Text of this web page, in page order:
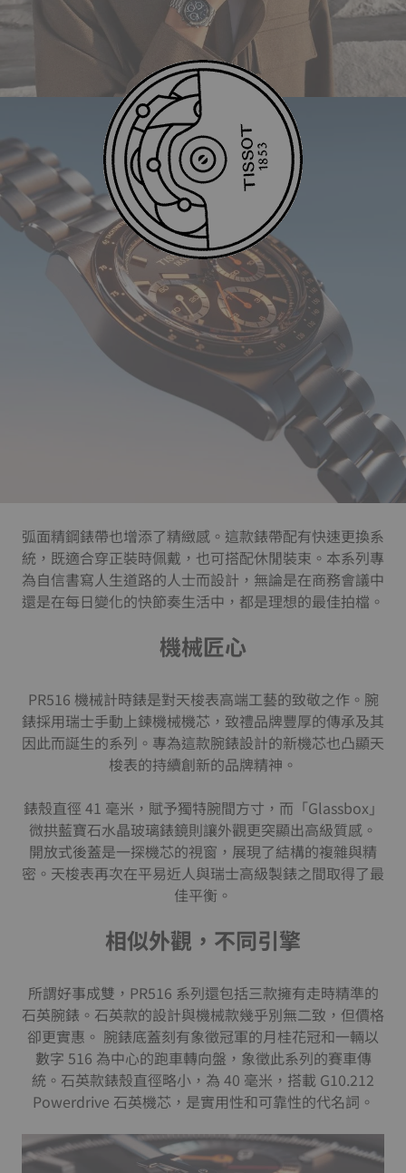
弧面精鋼錶帶也增添了精緻感。這款錶帶配有快速更換系
統，既適合穿正裝時佩戴，也可搭配休閒裝束。本系列專
為自信書寫人生道路的人士而設計，無論是在商務會議中
還是在每日變化的快節奏生活中，都是理想的最佳拍檔。
機械匠心
PR516 機械計時錶是對天梭表高端工藝的致敬之作。腕
錶採用瑞士手動上鍊機械機芯，致禮品牌豐厚的傳承及其
因此而誕生的系列。專為這款腕錶設計的新機芯也凸顯天
梭表的持續創新的品牌精神。
錶殼直徑 41 毫米，賦予獨特腕間方寸，而「Glassbox」
微拱藍寶石水晶玻璃錶鏡則讓外觀更突顯出高級質感。
開放式後蓋是一探機芯的視窗，展現了結構的複雜與精
密。天梭表再次在平易近人與瑞士高級製錶之間取得了最
佳平衡。
相似外觀，不同引擎
所謂好事成雙，PR516 系列還包括三款擁有走時精準的
石英腕錶。石英款的設計與機械款幾乎別無二致，但價格
卻更實惠。 腕錶底蓋刻有象徵冠軍的月桂花冠和一輛以
數字 516 為中心的跑車轉向盤，象徵此系列的賽車傳
統。石英款錶殼直徑略小，為 40 毫米，搭載 G10.212
Powerdrive 石英機芯，是實用性和可靠性的代名詞。